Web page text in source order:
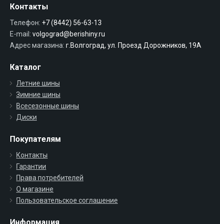
Контакты
Телефон: +7 (8442) 56-63-13
E-mail: volgograd@berishiny.ru
Адрес магазина: г.Волгоград, ул. Проезд Дорожников, 19А
Каталог
Летние шины
Зимние шины
Всесезонные шины
Диски
Покупателям
Контакты
Гарантии
Права потребителей
О магазине
Пользовательское соглашение